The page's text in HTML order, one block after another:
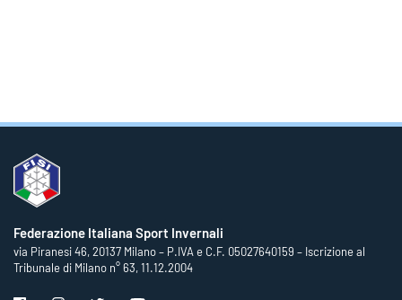
Federazione Italiana Sport Invernali
via Piranesi 46, 20137 Milano – P.IVA e C.F. 05027640159 – Iscrizione al
Tribunale di Milano n° 63, 11.12.2004